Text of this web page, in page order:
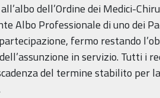
dell’Ordine dei Medici-
Albo Professionale di uno dei
fermo restando
in servizio. Tutti i
del termine stabilito per